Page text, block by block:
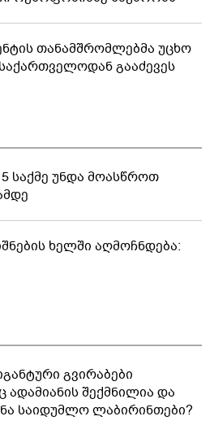
თანამშრომლებმა უცხო
გააძევეს
საქმე უნდა მოასწროთ
ხელში აღმოჩნდება:
გვირაბები
ადამიანის შექმნილია და
საიდუმლო ლაბირინთები?